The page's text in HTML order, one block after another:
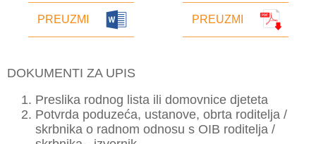
PREUZMI PREUZMI
DOKUMENTI ZA UPIS
Preslika rodnog lista ili domovnice djeteta
Potvrda poduzeća, ustanove, obrta roditelja /
skrbnika o radnom odnosu s OIB roditelja /